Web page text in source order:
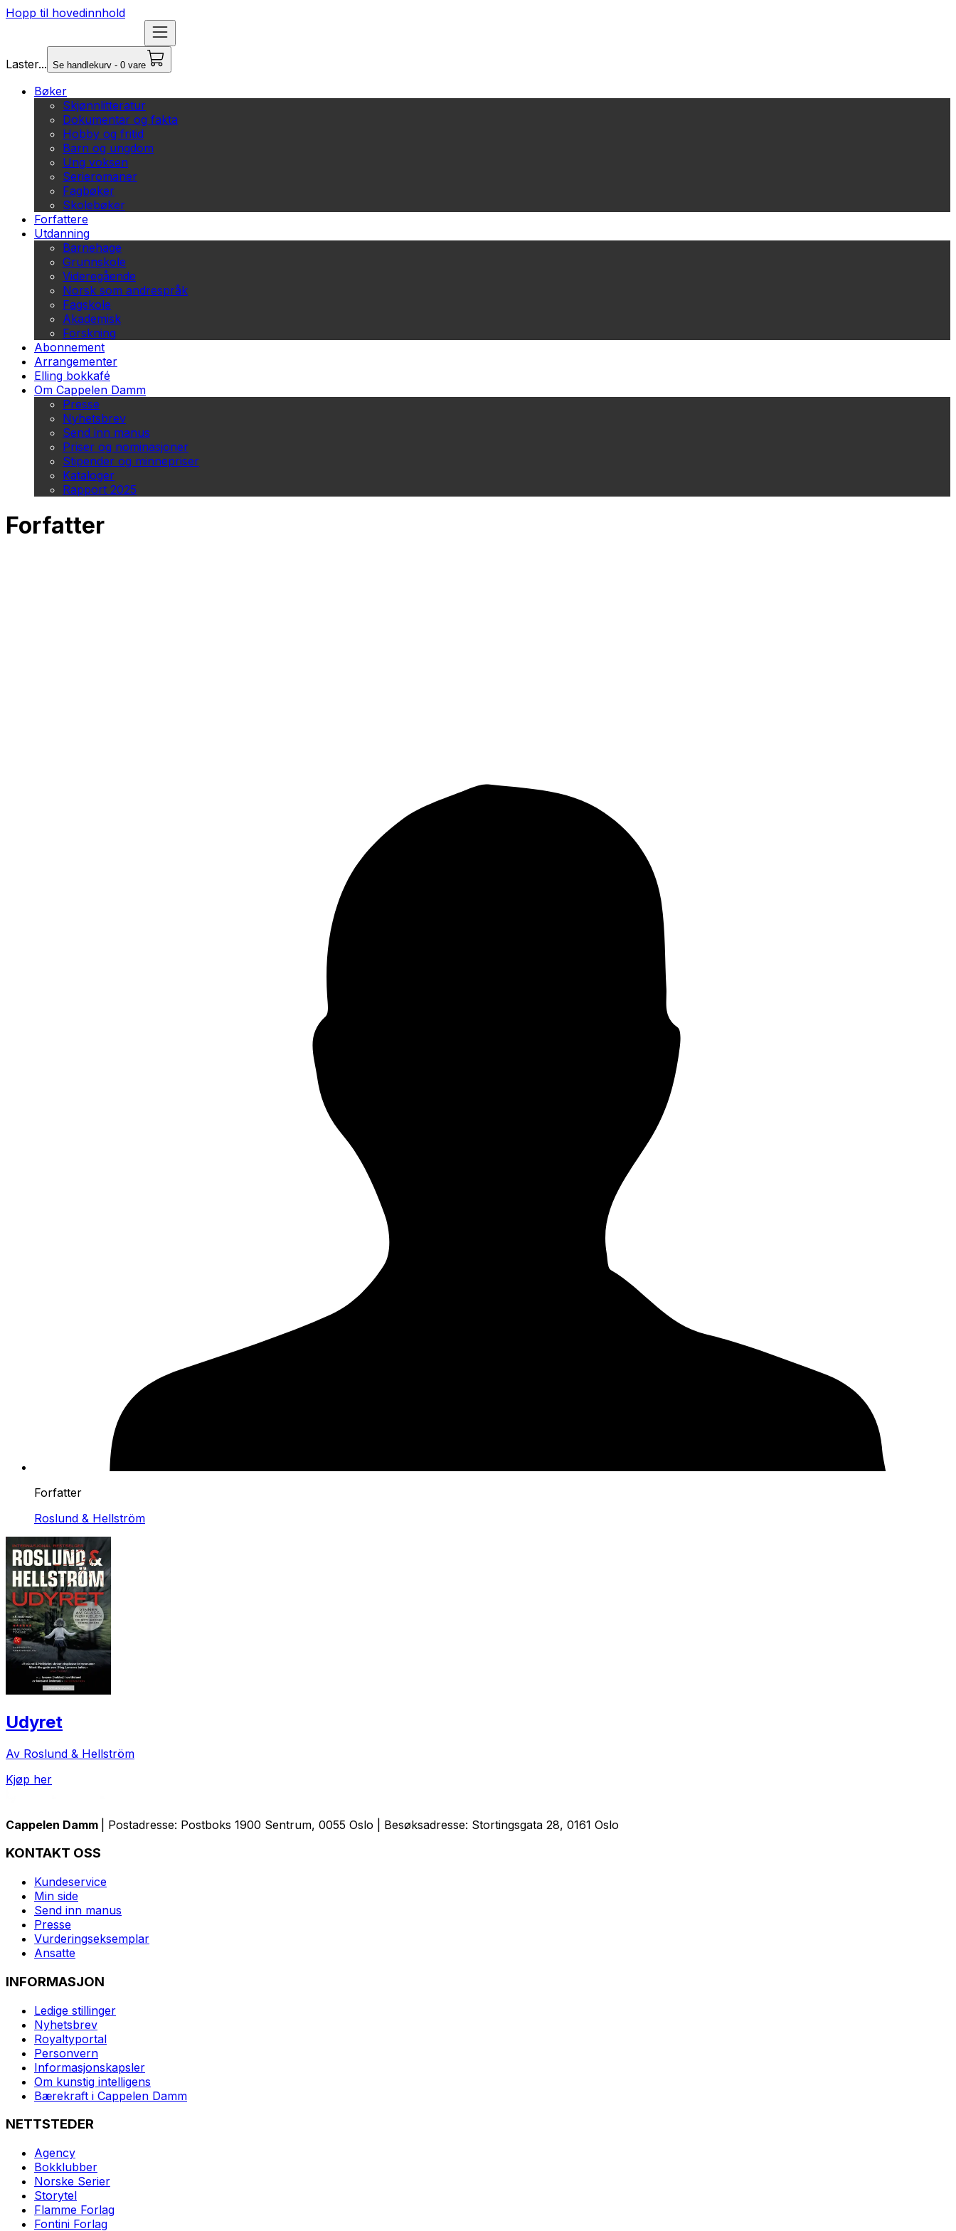
Hopp til hovedinnhold
Laster... Se handlekurv - 0 vare
Bøker
Skjønnlitteratur
Dokumentar og fakta
Hobby og fritid
Barn og ungdom
Ung voksen
Serieromaner
Fagbøker
Skolebøker
Forfattere
Utdanning
Barnehage
Grunnskole
Videregående
Norsk som andrespråk
Fagskole
Akademisk
Forskning
Abonnement
Arrangementer
Elling bokkafé
Om Cappelen Damm
Presse
Nyhetsbrev
Send inn manus
Priser og nominasjoner
Stipender og minnepriser
Kataloger
Rapport 2025
Forfatter
Forfatter
Roslund & Hellström
Udyret
Av Roslund & Hellström
Kjøp her
Cappelen Damm | Postadresse: Postboks 1900 Sentrum, 0055 Oslo | Besøksadresse: Stortingsgata 28, 0161 Oslo
KONTAKT OSS
Kundeservice
Min side
Send inn manus
Presse
Vurderingseksemplar
Ansatte
INFORMASJON
Ledige stillinger
Nyhetsbrev
Royaltyportal
Personvern
Informasjonskapsler
Om kunstig intelligens
Bærekraft i Cappelen Damm
NETTSTEDER
Agency
Bokklubber
Norske Serier
Storytel
Flamme Forlag
Fontini Forlag